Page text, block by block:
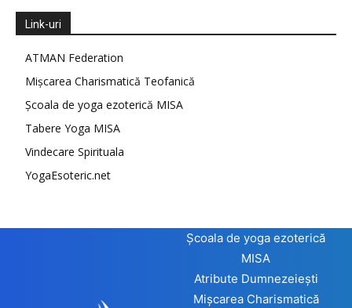
Link-uri
ATMAN Federation
Mișcarea Charismatică Teofanică
Școala de yoga ezoterică MISA
Tabere Yoga MISA
Vindecare Spirituala
YogaEsoteric.net
Școala de yoga ezoterică
MISA
Atribute Dumnezeiești
Mișcarea Charismatică